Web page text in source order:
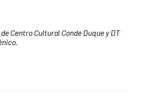
Centro Cultural Conde Duque y DT